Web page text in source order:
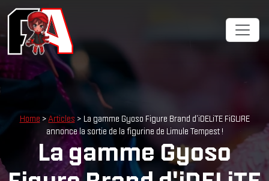
Home > Articles > La gamme Gyoso Figure Brand d'iDELiTE FiGURE
annonce la sortie de la figurine de Limule Tempest !
La gamme Gyoso